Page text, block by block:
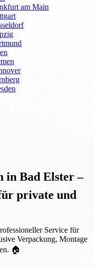
am Main
in Bad Elster –
private und
Service für
Verpackung, Montage
🏠